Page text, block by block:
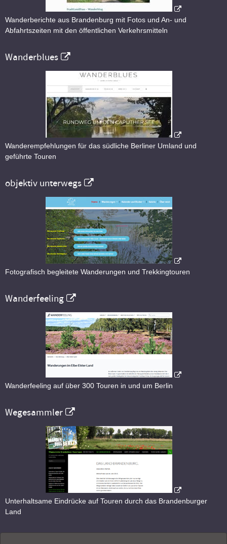
Wanderberichte aus Brandenburg mit Fotos und An- und
Abfahrtszeiten mit den öffentlichen Verkehrsmitteln
Wanderblues
Wanderempfehlungen für das südliche Berliner Umland und
geführte Touren
objektiv unterwegs
Fotografisch begleitete Wanderungen und Trekkingtouren
Wanderfeeling
Wanderfeeling auf über 300 Touren in und um Berlin
Wegesammler
Unterhaltsame Eindrücke auf Touren durch das Brandenburger
Land